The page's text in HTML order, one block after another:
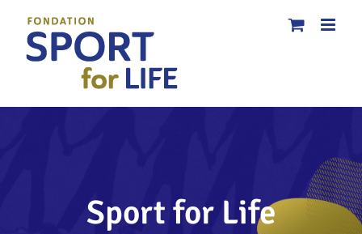
contenu
Sport for Life